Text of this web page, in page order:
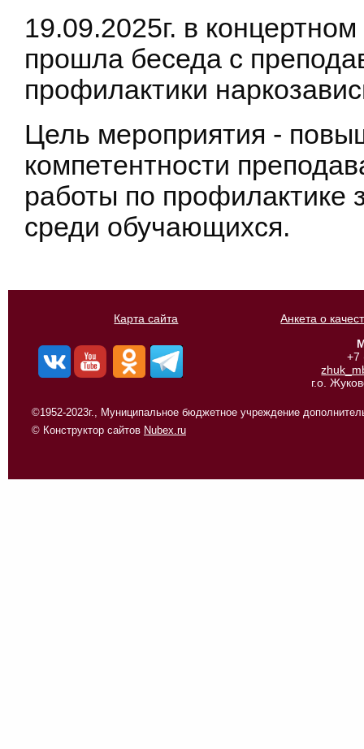
19.09.2025г. в
прошла беседа с
профилактики
Цель мероприятия -
компетентности
работы по
среди обучающихся.
Карта сайта
Анкета о
+7
г.о.
©1952-2023г., Муниципальное бюджетное учреждение
© Конструктор сайтов Nubex.ru